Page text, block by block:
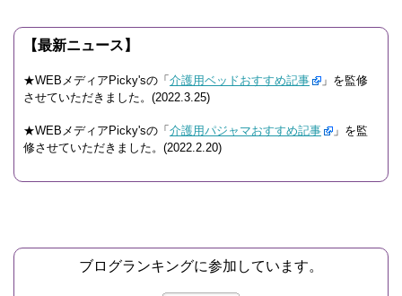
【最新ニュース】
★WEBメディアPicky'sの「 介護用ベッドおすすめ記事
」を監修
させていただきました。(2022.3.25)
★WEBメディアPicky'sの「 介護用パジャマおすすめ記事
」を監
修させていただきました。(2022.2.20)
ブログランキングに参加しています。